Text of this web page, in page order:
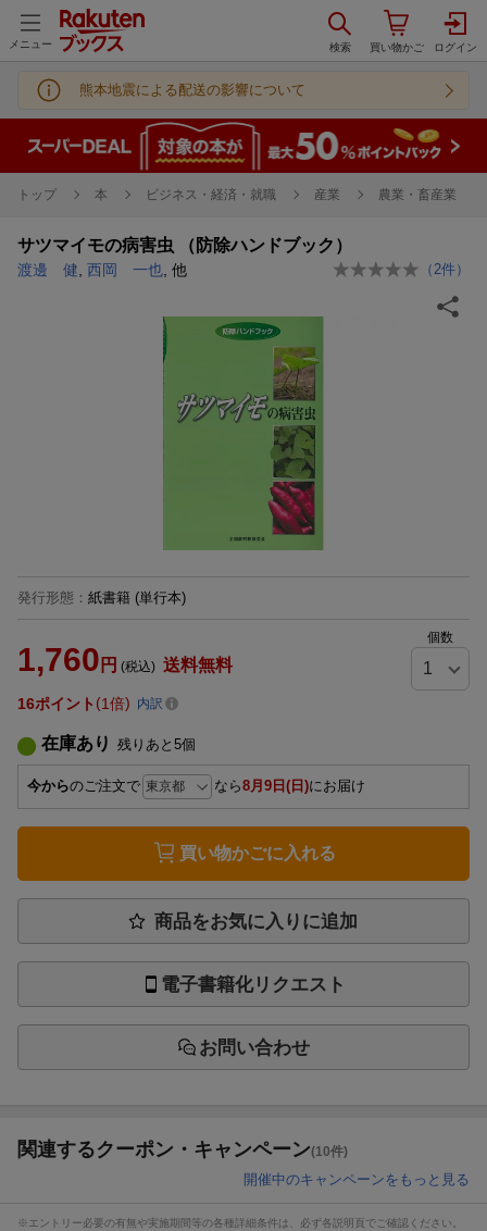
メニュー
熊本地震による配送の影響について
トップ 本 ビジネス・経済・就職 産業 農業・畜産業
サツマイモの病害虫 （防除ハンドブック）
渡邊 健 西岡 一也 , 他 （ 2件）
発行形態 ： 紙書籍 (単行本)
1,760 円 (税込) 送料無料
個数
16ポイント 1倍 内訳
在庫あり 残りあと 5個
今からのご注文で なら8月9日(日)にお届け
買い物かごに入れる
商品をお気に入りに追加
電子書籍化リクエスト
お問い合わせ
関連するクーポン・キャンペーン(10件)
開催中のキャンペーンをもっと見る
※エントリー必要の有無や実施期間等の各種詳細条件は、必ず各説明頁でご確認ください。